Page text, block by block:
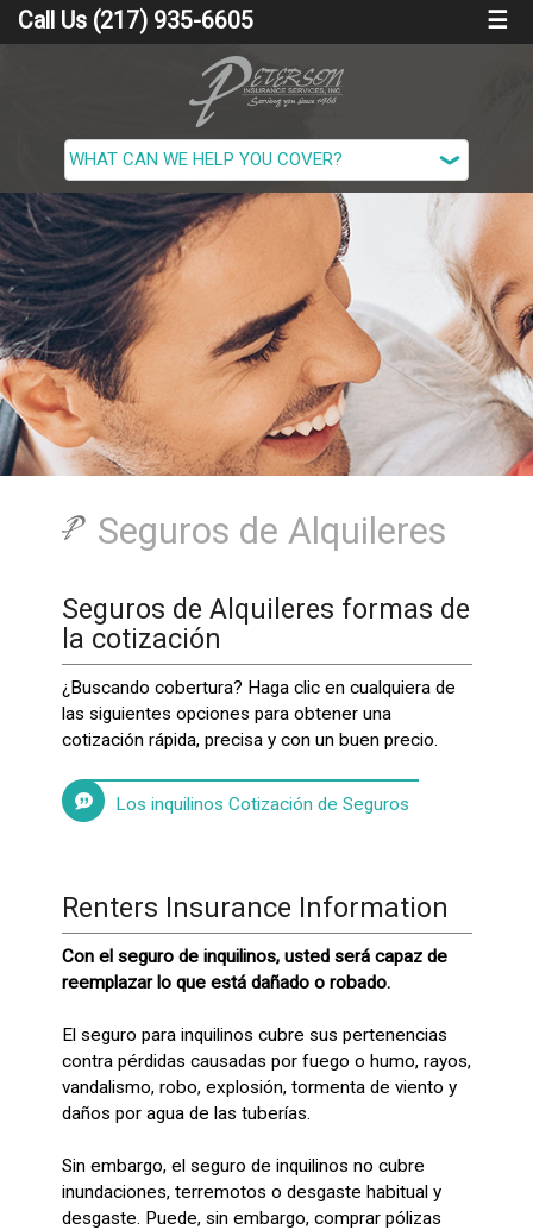
Call Us (217) 935-6605 ☰
Seguros de Alquileres
Seguros de Alquileres formas de
la cotización
¿Buscando cobertura? Haga clic en cualquiera de
las siguientes opciones para obtener una
cotización rápida, precisa y con un buen precio.
Los inquilinos Cotización de Seguros
Renters Insurance Information
Con el seguro de inquilinos, usted será capaz de
reemplazar lo que está dañado o robado.
El seguro para inquilinos cubre sus pertenencias
contra pérdidas causadas por fuego o humo, rayos,
vandalismo, robo, explosión, tormenta de viento y
daños por agua de las tuberías.
Sin embargo, el seguro de inquilinos no cubre
inundaciones, terremotos o desgaste habitual y
desgaste. Puede, sin embargo, comprar pólizas